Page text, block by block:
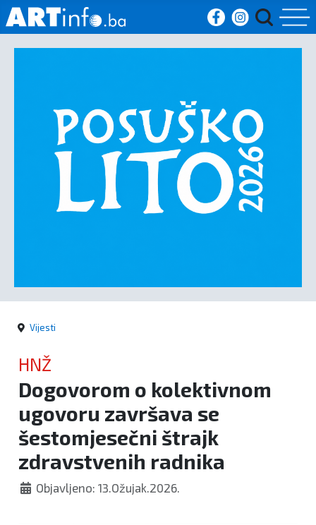
Sport
Kultura
Crna
Vijesti
HNŽ
Dogovorom o kolektivnom
ugovoru završava se
šestomjesečni štrajk
zdravstvenih radnika
Objavljeno: 13.Ožujak.2026.